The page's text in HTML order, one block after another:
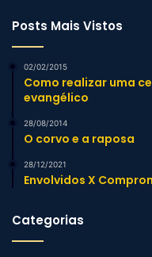
Posts Mais Vistos
02/02/2015
Como realizar uma
evangélico
28/08/2014
O corvo e a raposa
28/12/2021
Envolvidos X
Categorias